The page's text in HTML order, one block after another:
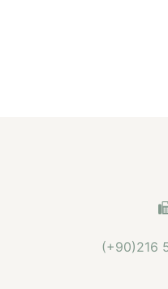
(+90)216